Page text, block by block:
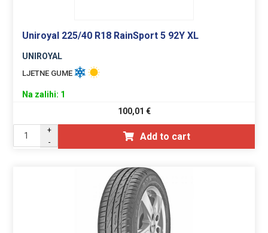
Uniroyal 225/40 R18 RainSport 5 92Y XL
UNIROYAL
LJETNE GUME
Na zalihi: 1
100,01 €
+
-
Add to cart